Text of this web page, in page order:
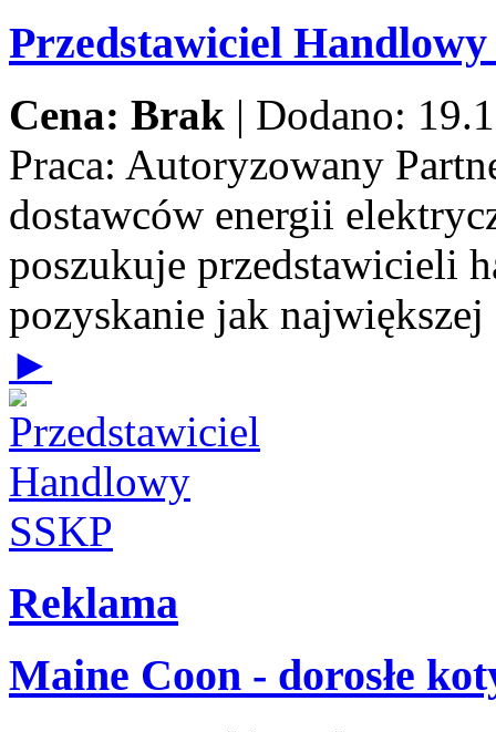
Przedstawiciel Handlowy
Cena: Brak | Dodano:
Praca: Autoryzowany
dostawców energii
poszukuje przedstawicieli
pozyskanie jak
►
Reklama
Maine Coon - dorosłe